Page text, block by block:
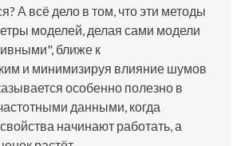
А всё дело в том, что эти методы
моделей, делая сами модели
ближе к
и минимизируя влияние шумов
особенно полезно в
данными, когда
начинают работать, а